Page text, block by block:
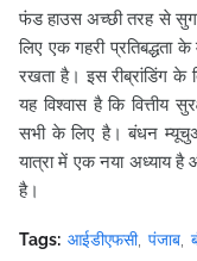
फंड हाउस अच्छी तरह से
लिए एक गहरी
रखता है। इस रीब्रांडिंग के
यह विश्वास है कि वित्तीय
सभी के लिए है। बंधन
यात्रा में एक नया अध्याय
है।
Tags: आईडीएफसी पंजाब